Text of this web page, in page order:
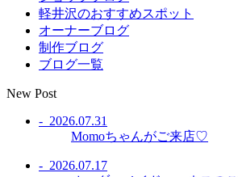
軽井沢のおすすめスポット
オーナーブログ
制作ブログ
ブログ一覧
New Post
- 2026.07.31
Momoちゃんがご来店♡
- 2026.07.17